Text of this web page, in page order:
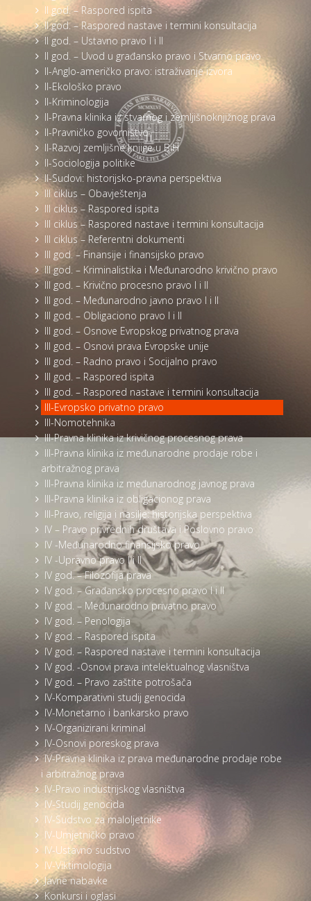
II god. – Raspored ispita
II god. – Raspored nastave i termini konsultacija
II god. – Ustavno pravo I i II
II god. – Uvod u građansko pravo i Stvarno pravo
II-Anglo-američko pravo: istraživanje izvora
II-Ekološko pravo
II-Kriminologija
II-Pravna klinika iz stvarnog i zemljišnoknjižnog prava
II-Pravničko govorništvo
II-Razvoj zemljišne knjige u BiH
II-Sociologija politike
II-Sudovi: historijsko-pravna perspektiva
III ciklus – Obavještenja
III ciklus – Raspored ispita
III ciklus – Raspored nastave i termini konsultacija
III ciklus – Referentni dokumenti
III god. – Finansije i finansijsko pravo
III god. – Kriminalistika i Međunarodno krivično pravo
III god. – Krivično procesno pravo I i II
III god. – Međunarodno javno pravo I i II
III god. – Obligaciono pravo I i II
III god. – Osnove Evropskog privatnog prava
III god. – Osnovi prava Evropske unije
III god. – Radno pravo i Socijalno pravo
III god. – Raspored ispita
III god. – Raspored nastave i termini konsultacija
III-Evropsko privatno pravo
III-Nomotehnika
III-Pravna klinika iz krivičnog procesnog prava
III-Pravna klinika iz međunarodne prodaje robe i
arbitražnog prava
III-Pravna klinika iz međunarodnog javnog prava
III-Pravna klinika iz obligacionog prava
III-Pravo, religija i nasilje: historijska perspektiva
IV – Pravo privrednih društava i Poslovno pravo
IV -Međunarodno finansijsko pravo
IV -Upravno pravo I i II
IV god. – Filozofija prava
IV god. – Građansko procesno pravo I i II
IV god. – Međunarodno privatno pravo
IV god. – Penologija
IV god. – Raspored ispita
IV god. – Raspored nastave i termini konsultacija
IV god. -Osnovi prava intelektualnog vlasništva
IV god. – Pravo zaštite potrošača
IV-Komparativni studij genocida
IV-Monetarno i bankarsko pravo
IV-Organizirani kriminal
IV-Osnovi poreskog prava
IV-Pravna klinika iz prava međunarodne prodaje robe
i arbitražnog prava
IV-Pravo industrijskog vlasništva
IV-Studij genocida
IV-Sudstvo za maloljetnike
IV-Umjetničko pravo
IV-Ustavno sudstvo
IV-Viktimologija
Javne nabavke
Konkursi i oglasi